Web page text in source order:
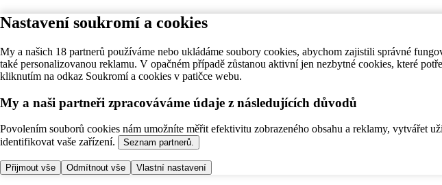
Nastavení soukromí a cookies
My a našich 18 partnerů používáme nebo ukládáme soubory cookies, abychom zajistili správné
také personalizovanou reklamu. V opačném případě zůstanou aktivní jen nezbytné cookies, které
kliknutím na odkaz Soukromí a cookies v patičce webu.
My a naši partneři zpracováváme údaje z následujících důvodů
Povolením souborů cookies nám umožníte měřit efektivitu zobrazeného obsahu a reklamy, vytvářet
identifikovat vaše zařízení.
Seznam partnerů.
Přijmout vše Odmítnout vše Vlastní nastavení